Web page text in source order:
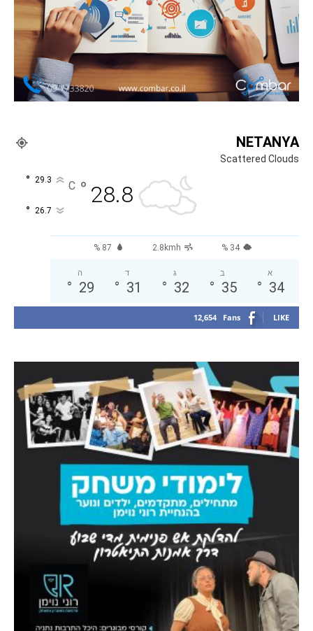
NETANYA
Scattered Clouds
28.8
°
C
29.3
°
26.7
°
87 % 2.8kmh 34 %
א
34
°
ב
35
°
ג
32
°
ד
31
°
ה
29
°
12,654 Fans LIKE